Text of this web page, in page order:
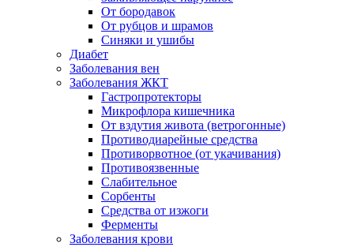
От бородавок
От рубцов и шрамов
Синяки и ушибы
Диабет
Заболевания вен
Заболевания ЖКТ
Гастропротекторы
Микрофлора кишечника
От вздутия живота (ветрогонные)
Противодиарейные средства
Противорвотное (от укачивания)
Противоязвенные
Слабительное
Сорбенты
Средства от изжоги
Ферменты
Заболевания крови